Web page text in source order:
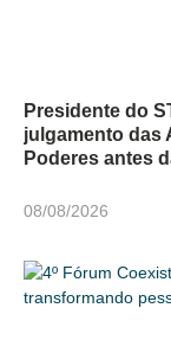
Presidente do
julgamento das
Poderes antes
08/08/2026